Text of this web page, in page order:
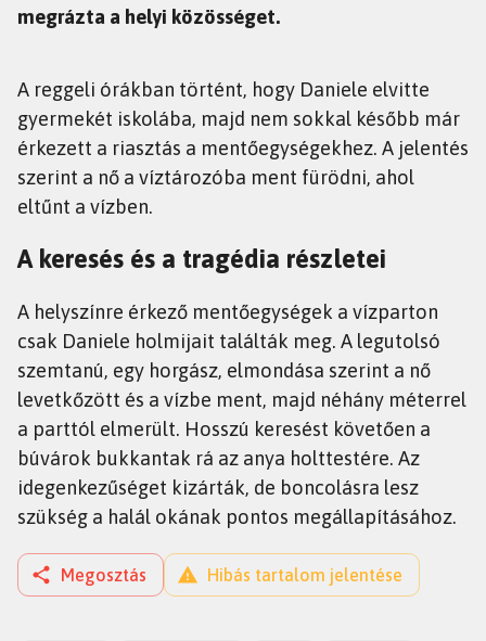
megrázta a helyi közösséget.
A reggeli órákban történt, hogy Daniele elvitte
gyermekét iskolába, majd nem sokkal később már
érkezett a riasztás a mentőegységekhez. A jelentés
szerint a nő a víztározóba ment fürödni, ahol
eltűnt a vízben.
A keresés és a tragédia részletei
A helyszínre érkező mentőegységek a vízparton
csak Daniele holmijait találták meg. A legutolsó
szemtanú, egy horgász, elmondása szerint a nő
levetkőzött és a vízbe ment, majd néhány méterrel
a parttól elmerült. Hosszú keresést követően a
búvárok bukkantak rá az anya holttestére. Az
idegenkezűséget kizárták, de boncolásra lesz
szükség a halál okának pontos megállapításához.
Megosztás Hibás tartalom jelentése